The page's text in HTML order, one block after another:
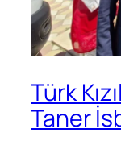
Türk
Taner